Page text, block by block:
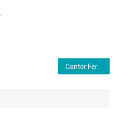
Cantor Ferrugem e equipe sofrem acidente de ônibus após show: ‘Destruiu tudo’